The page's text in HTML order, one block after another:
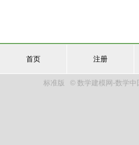
首页 注册
标准版 © 数学建模网-数学中